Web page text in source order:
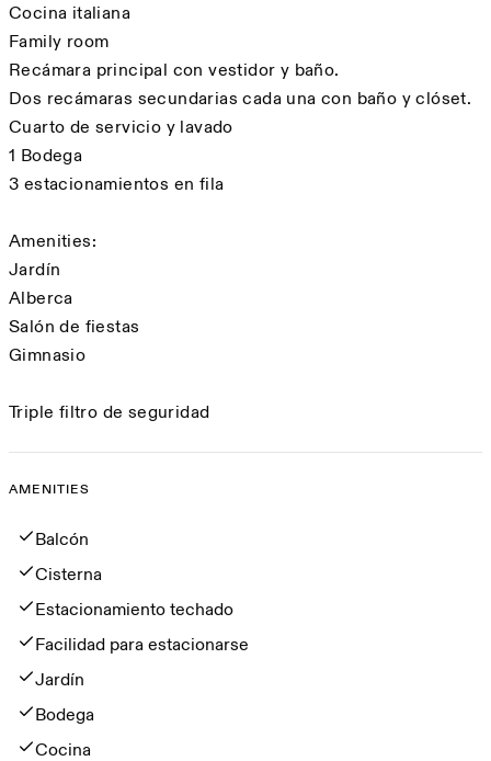
Cocina italiana
Family room
Recámara principal con vestidor y baño.
Dos recámaras secundarias cada una con baño y clóset.
Cuarto de servicio y lavado
1 Bodega
3 estacionamientos en fila
Amenities:
Jardín
Alberca
Salón de fiestas
Gimnasio
Triple filtro de seguridad
Amenities
AMENITIES
Balcón
Cisterna
Estacionamiento techado
Facilidad para estacionarse
Jardín
Bodega
Cocina